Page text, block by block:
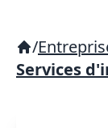
/
Services